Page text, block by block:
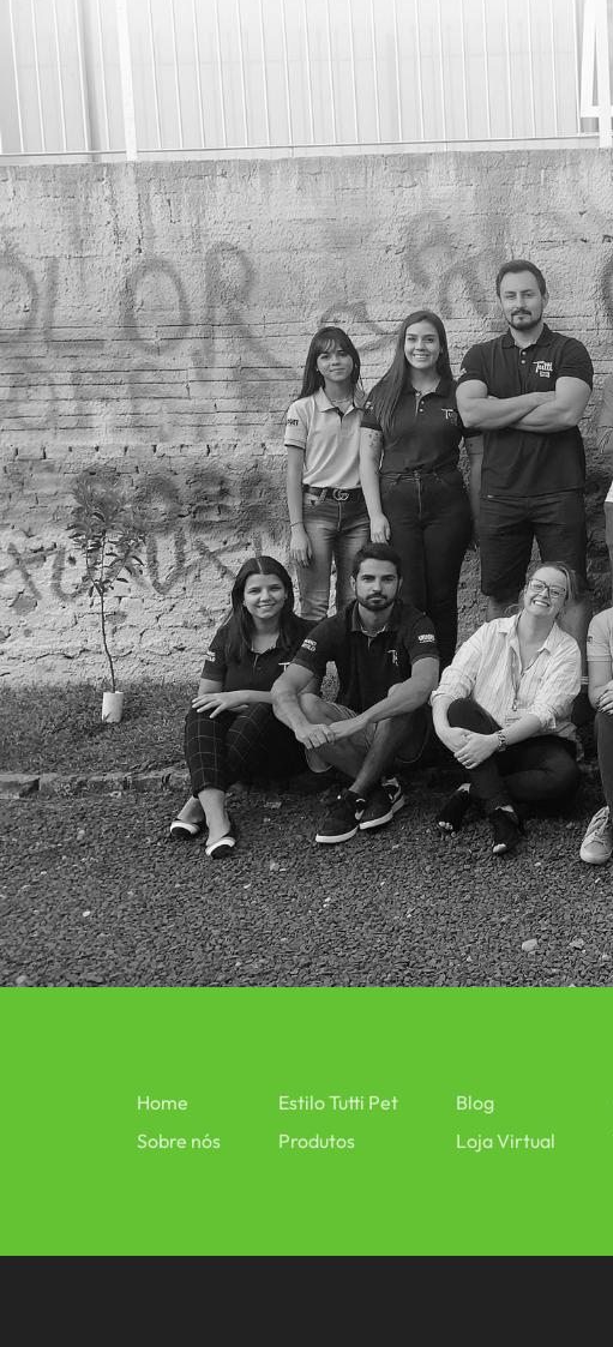
Home
Sobre nós
Estilo Tutti Pet
Produtos
Blog
Loja Virtual